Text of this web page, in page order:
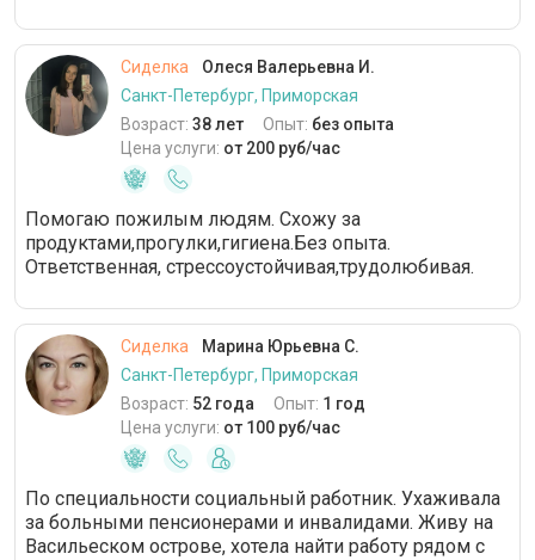
Сиделка
Олеся Валерьевна И.
Санкт-Петербург, Приморская
Возраст: 38 лет Опыт: без опыта
Цена услуги: от 200 руб/час
Помогаю пожилым людям. Схожу за
продуктами,прогулки,гигиена.Без опыта.
Ответственная, стрессоустойчивая,трудолюбивая.
Сиделка
Марина Юрьевна С.
Санкт-Петербург, Приморская
Возраст: 52 года Опыт: 1 год
Цена услуги: от 100 руб/час
По специальности социальный работник. Ухаживала
за больными пенсионерами и инвалидами. Живу на
Васильеском острове, хотела найти работу рядом с